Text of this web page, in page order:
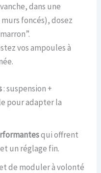
dans une
foncés), dosez
vos ampoules à
: suspension +
pour adapter la
qui offrent
un réglage fin.
de moduler à volonté